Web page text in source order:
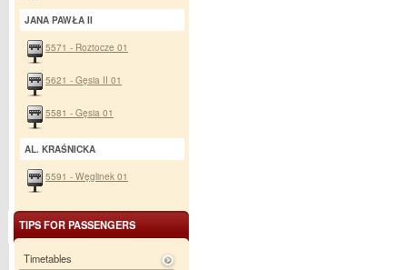
JANA PAWŁA II
5571 - Roztocze 01
5621 - Gęsia II 01
5581 - Gęsia 01
AL. KRAŚNICKA
5591 - Węglinek 01
TIPS FOR PASSENGERS
Timetables